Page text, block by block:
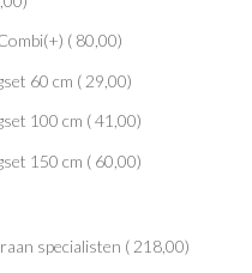
( 80,00)
60 cm ( 29,00)
100 cm (41,00)
150 cm ( 60,00)
specialisten ( 218,00)